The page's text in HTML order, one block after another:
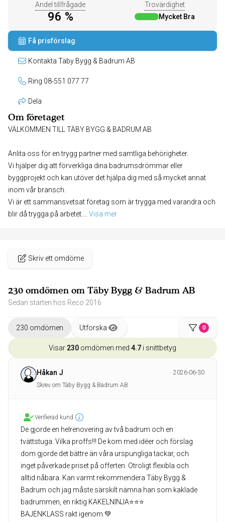
Andel tillfrågade
96 %
Trovärdighet
Mycket Bra
Få prisförslag
Kontakta Täby Bygg & Badrum AB
Ring 08-551 077 77
Dela
Om företaget
VÄLKOMMEN TILL TÄBY BYGG & BADRUM AB
Anlita oss för en trygg partner med samtliga behörigheter.
Vi hjälper dig att förverkliga dina badrumsdrömmar eller
byggprojekt och kan utöver det hjälpa dig med så mycket annat
inom vår bransch.
Vi är ett sammansvetsat företag som är trygga med varandra och
blir då trygga på arbetet.
Visa mer
Skriv ett omdöme
230 omdömen om Täby Bygg & Badrum AB
Sedan starten hos Reco 2016
230 omdömen Utforska 0
Visar 230 omdömen med 4.7 i snittbetyg
Håkan J
2026-06-30
Skrev om Täby Bygg & Badrum AB
Verifierad kund
De gjorde en helrenovering av två badrum och en
tvättstuga. Vilka proffs!!! De kom med idéer och förslag
dom gjorde det bättre än våra urspungliga tackar, och
inget påverkade priset på offerten. Otroligt flexibla och
alltid nåbara. Kan varmt rekommendera Täby Bygg &
Badrum och jag måste särskilt nämna han som kaklade
badrummen, en riktig KAKELNINJA⭐️⭐️⭐️
BAJENKLASS rakt igenom.💚